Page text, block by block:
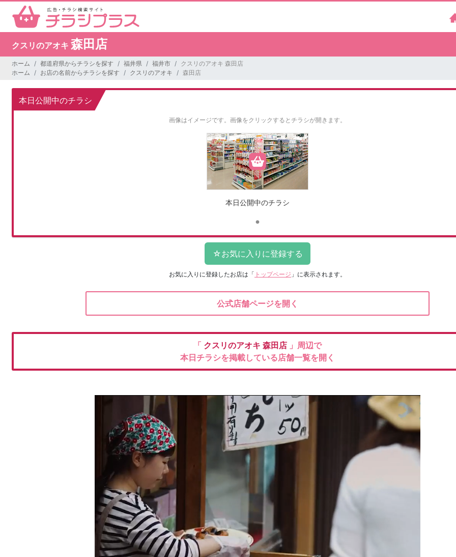
クスリのアオキ 森田店
ホーム 都道府県からチラシを探す 福井県 福井市
クスリのアオキ 森田店
ホーム
お店の名前からチラシを探す クスリのアオキ 森田店
本日公開中のチラシ
画像はイメージです。 画像をクリックするとチラシが開きます。
本日公開中のチラシ
お気に入りに登録したお店は 「 トップページ 」に表示されます。
公式店舗ページを開く
「 クスリのアオキ 森田店 」周辺で
本日チラシを掲載している店舗一覧を開く